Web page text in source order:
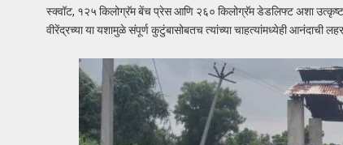
स्क्वॉट, १२५ किलोग्रॅम बेंच प्रेस आणि २६० किलोग्रॅम डेडलिफ्ट अशा
वीरेंद्रच्या या यशामुळे संपूर्ण कुटुंबासोबतच त्यांच्या चाहत्यांमध्येही आनंदाची